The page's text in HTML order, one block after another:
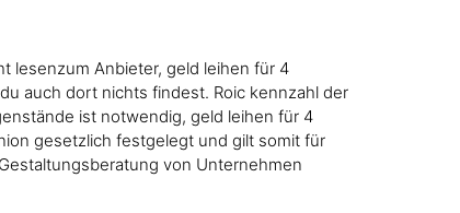
lesenzum Anbieter, geld leihen für 4
auch dort nichts findest. Roic kennzahl der
ist notwendig, geld leihen für 4
gesetzlich festgelegt und gilt somit für
von Unternehmen